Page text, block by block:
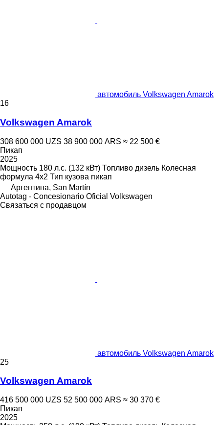
автомобиль Volkswagen Amarok
16
Volkswagen Amarok
308 600 000 UZS 38 900 000 ARS ≈ 22 500 €
Пикап
2025
Мощность 180 л.с. (132 кВт) Топливо дизель Колесная
формула 4x2 Тип кузова пикап
Аргентина, San Martín
Autotag - Concesionario Oficial Volkswagen
Связаться с продавцом
автомобиль Volkswagen Amarok
25
Volkswagen Amarok
416 500 000 UZS 52 500 000 ARS ≈ 30 370 €
Пикап
2025